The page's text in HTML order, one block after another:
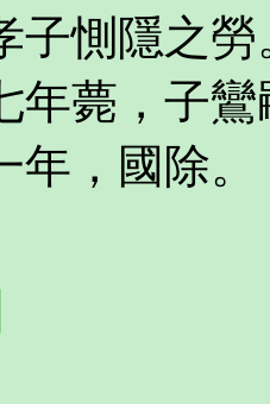
子惻隱之勞
年薨，子
，國除。